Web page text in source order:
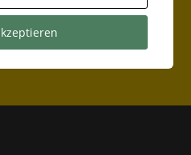
Markt Bibart